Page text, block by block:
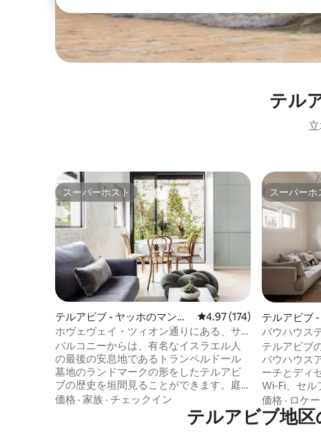
テル
スーパーホスト
スーパーホスト
テルアビブ - ヤッホのマンシ
ョン・アパート
レビュー174件、5つ星中
4.97 (174)
ホヴェヴェイ・ツィオン通りにある、サ
ンバルコニー付きのブティックアパート
メント
バルコニーからは、有名なイスラエル人
の最後の安息地であるトランペルドール
墓地のランドマークの形をしたテルアビ
ブの歴史を垣間見ることができます。庭
の景色も豊富で、地元のアーティストや
デザイナーによるオブジェがたくさんあ
価格 · 家族 · チェックイン
スーパーホ
スーパーホ
テルアビブ
ン・アパー
バウハウス
ィゼンゴフ
テルアビブ
バウハウス
ーチとディ
Wi-Fi、セル
良いバルコ
モートワークに最
ンゴフ通り
価格 · ロケ
テルアビブ地